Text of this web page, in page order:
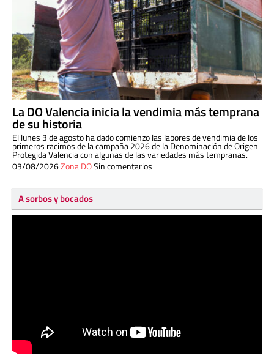
La DO Valencia inicia la vendimia más temprana
de su historia
El lunes 3 de agosto ha dado comienzo las labores de vendimia de los
primeros racimos de la campaña 2026 de la Denominación de Origen
Protegida Valencia con algunas de las variedades más tempranas.
03/08/2026Zona DOSin comentarios
A sorbos y bocados